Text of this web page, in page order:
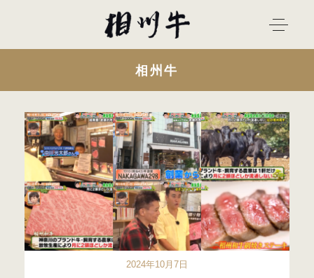
相州牛
2024年10月7日